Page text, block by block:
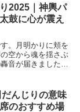
2025｜神輿パ
鼓に心が震え
。月明かりに頬を
空から魂を揺さぶ
音が届きました。
を超えるイベント
だんじりの意味
のおすすめ場